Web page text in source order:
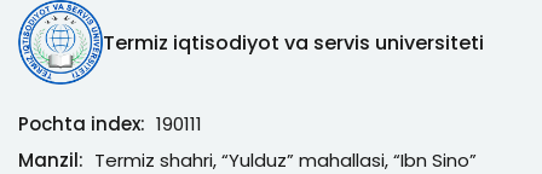
Termiz iqtisodiyot va servis universiteti
Pochta index: 190111
Manzil: Termiz shahri, “Yulduz” mahallasi, “Ibn Sino”